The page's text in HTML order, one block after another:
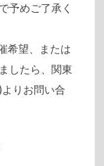
予めご了承く
希望、または
したら、関東
)よりお問い合